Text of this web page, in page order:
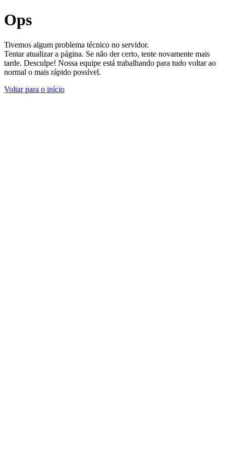
Ops
Tivemos algum problema técnico no servidor.
Tentar atualizar a página. Se não der certo, tente novamente mais
tarde. Desculpe! Nossa equipe está trabalhando para tudo voltar ao
normal o mais rápido possível.
Voltar para o início